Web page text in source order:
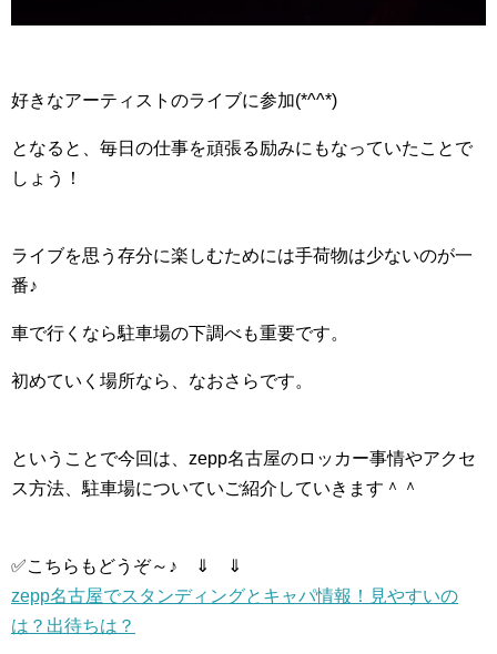
好きなアーティストのライブに参加(*^^*)
となると、毎日の仕事を頑張る励みにもなっていたことで
しょう！
ライブを思う存分に楽しむためには手荷物は少ないのが一
番♪
車で行くなら駐車場の下調べも重要です。
初めていく場所なら、なおさらです。
ということで今回は、zepp名古屋のロッカー事情やアクセ
ス方法、駐車場についていご紹介していきます＾＾
✅こちらもどうぞ～♪ ⇓ ⇓
zepp名古屋でスタンディングとキャパ情報！見やすいの
は？出待ちは？